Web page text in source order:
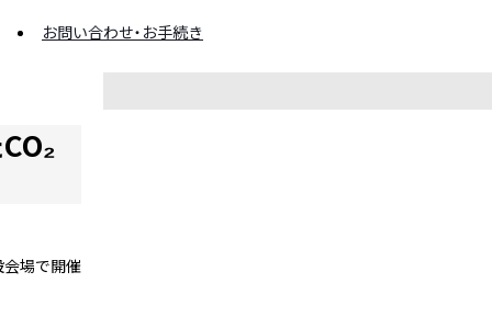
お問い合わせ・お手続き
会場で開催